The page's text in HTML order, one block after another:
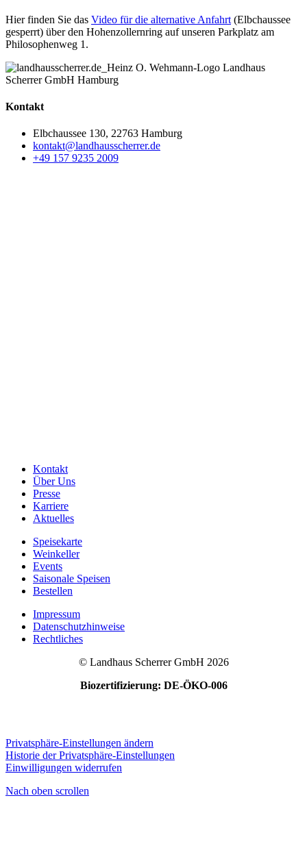
Hier finden Sie das Video für die alternative Anfahrt (Elbchaussee
gesperrt) über den Hohenzollernring auf unseren Parkplatz am
Philosophenweg 1.
Kontakt
Elbchaussee 130, 22763 Hamburg
kontakt@landhausscherrer.de
+49 157 9235 2009
Kontakt
Über Uns
Presse
Karriere
Aktuelles
Speisekarte
Weinkeller
Events
Saisonale Speisen
Bestellen
Impressum
Datenschutzhinweise
Rechtliches
© Landhaus Scherrer GmbH 2026
Biozertifizierung: DE-ÖKO-006
Privatsphäre-Einstellungen ändern
Historie der Privatsphäre-Einstellungen
Einwilligungen widerrufen
Nach oben scrollen